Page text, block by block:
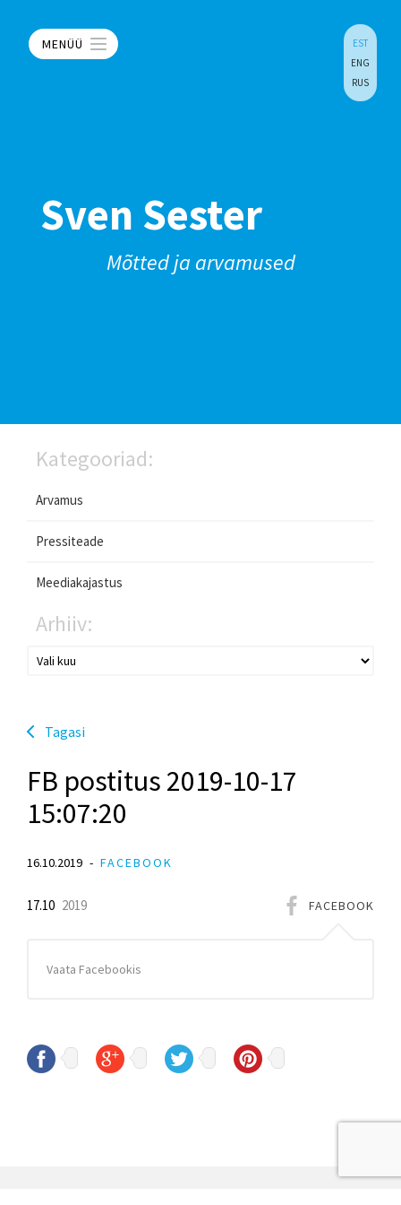
MENÜÜ
EST
ENG
RUS
Sven Sester
Mõtted ja arvamused
Kategooriad:
Arvamus
Pressiteade
Meediakajastus
Arhiiv:
Tagasi
FB postitus 2019-10-17
15:07:20
16.10.2019 FACEBOOK
FACEBOOK
17.10 2019
Vaata Facebookis